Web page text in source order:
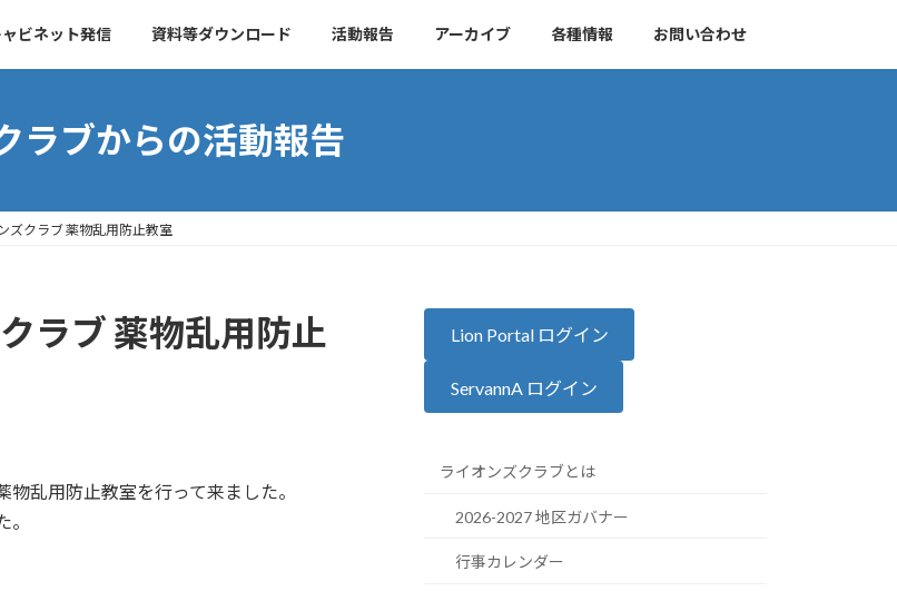
ャビネット発信 資料等ダウンロード 活動報告 アーカイブ 各種情報 お問い合わせ
ラブからの活動報告
クラブ 薬物乱用防止教室
ラブ 薬物乱用防止
乱用防止教室を行って来ました。
Lion Portal ログイン
ServannA ログイン
ライオンズクラブとは
2026-2027 地区ガバナー
行事カレンダー